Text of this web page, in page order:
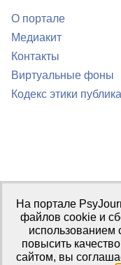
О портале
Медиакит
Контакты
Виртуальные фоны
Кодекс этики
Портал
Правила использования
Свидетельство
2016 г.
Издатель: ФГБОУ ВО
На портале
файлов cookie и
использованием
повысить
сайтом, вы